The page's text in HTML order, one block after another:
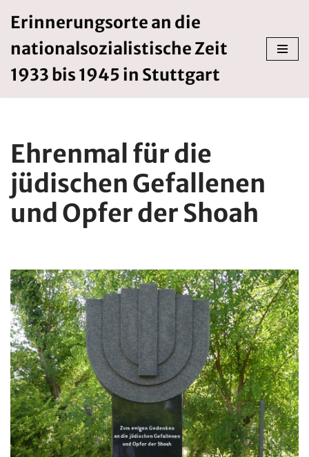
Inhalt
springen
Erinnerungsorte an die
nationalsozialistische Zeit
1933 bis 1945 in Stuttgart
Ehrenmal für die
jüdischen Gefallenen
und Opfer der Shoah